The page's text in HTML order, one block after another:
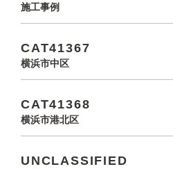
施工事例
CAT41367
横浜市中区
CAT41368
横浜市港北区
UNCLASSIFIED